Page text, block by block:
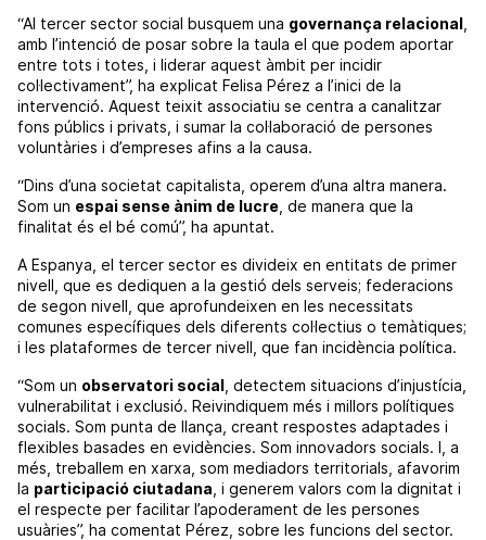
“Al tercer sector social busquem una governança relacional
amb l’intenció de posar sobre la taula el que podem aportar
entre tots i totes, i liderar aquest àmbit per incidir
col·lectivament”, ha explicat Felisa Pérez a l’inici de la
intervenció. Aquest teixit associatiu se centra a canalitzar
fons públics i privats, i sumar la col·laboració de persones
voluntàries i d’empreses afins a la causa.
“Dins d’una societat capitalista, operem d’una altra manera.
Som un espai sense ànim de lucre , de manera que la
finalitat és el bé comú”, ha apuntat.
A Espanya, el tercer sector es divideix en entitats de primer
nivell, que es dediquen a la gestió dels serveis; federacions
de segon nivell, que aprofundeixen en les necessitats
comunes específiques dels diferents col·lectius o temàtiques;
i les plataformes de tercer nivell, que fan incidència política.
“Som un observatori social , detectem situacions d’injustícia,
vulnerabilitat i exclusió. Reivindiquem més i millors polítiques
socials. Som punta de llança, creant respostes adaptades i
flexibles basades en evidències. Som innovadors socials. I, a
més, treballem en xarxa, som mediadors territorials, afavorim
la participació ciutadana , i generem valors com la dignitat i
el respecte per facilitar l’apoderament de les persones
usuàries”, ha comentat Pérez, sobre les funcions del sector.